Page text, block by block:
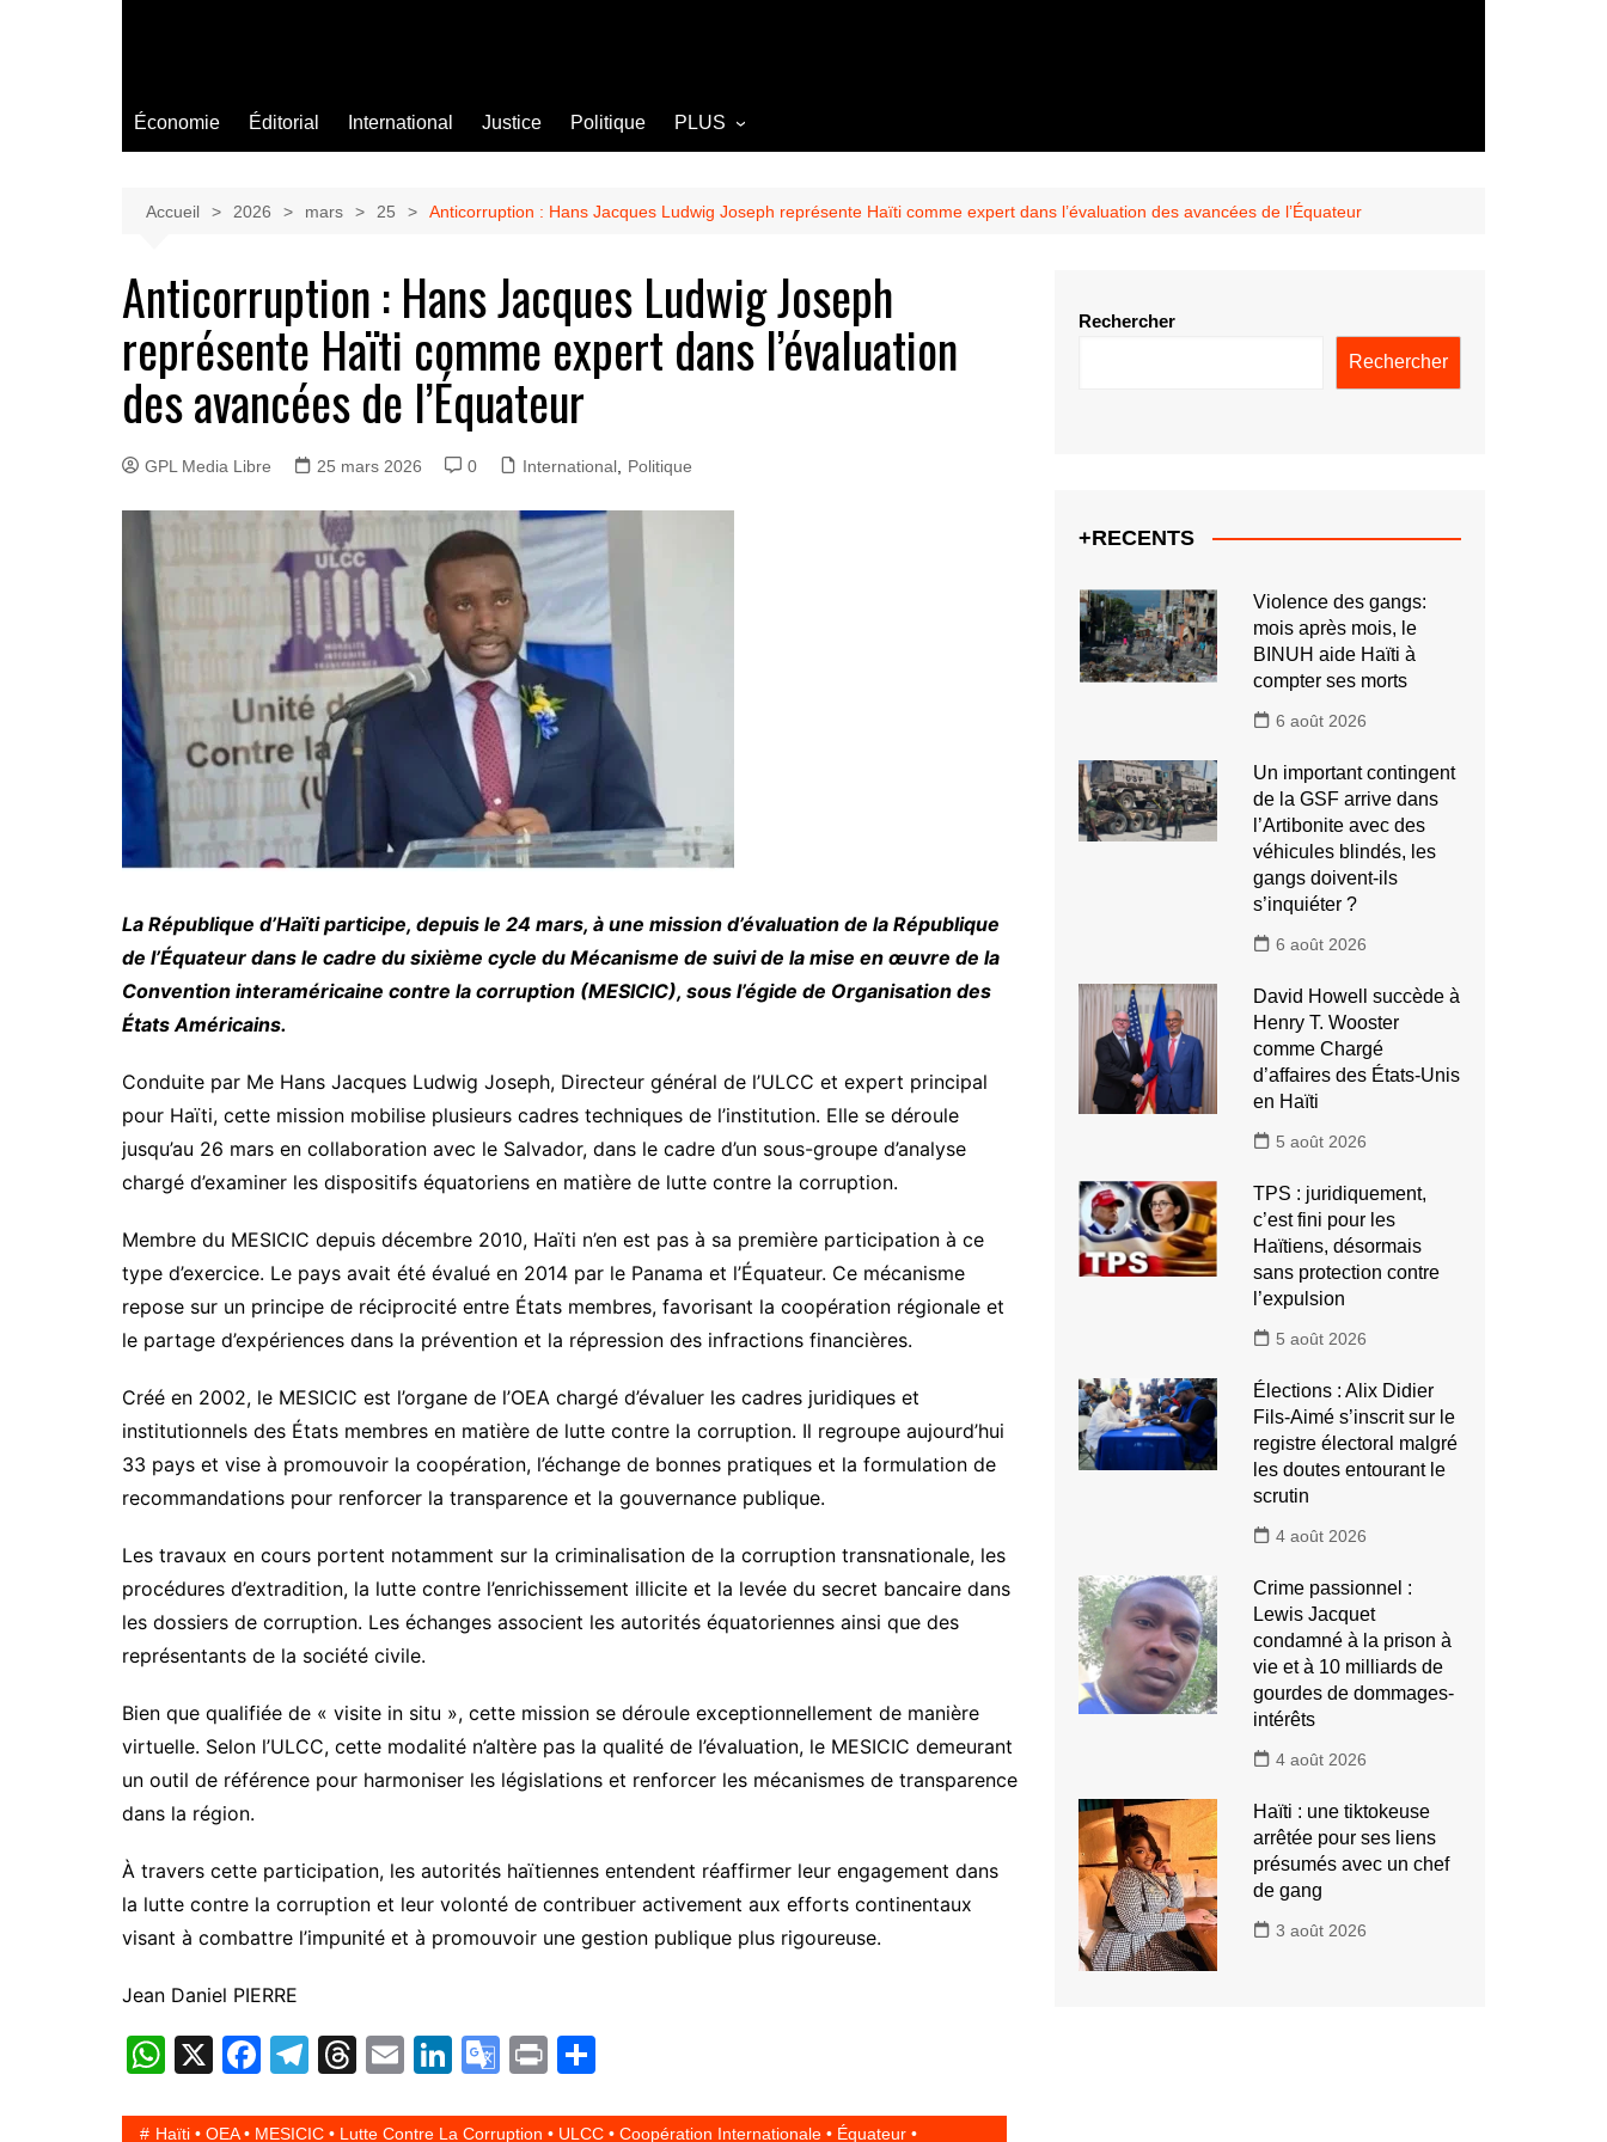
Économie Éditorial International Justice Politique PLUS
Culture
Société
Agriculture
Littérature
Accueil 2026 mars 25 Anticorruption : Hans Jacques Ludwig Joseph représente Haïti comme expert dans l’évaluation des avancées de l’Équateur
Anticorruption : Hans Jacques Ludwig Joseph
représente Haïti comme expert dans l’évaluation
des avancées de l’Équateur
GPL Media Libre 25 mars 2026 0 International Politique
La République d’Haïti participe, depuis le 24 mars, à une mission d’évaluation de la République
de l’Équateur dans le cadre du sixième cycle du Mécanisme de suivi de la mise en œuvre de la
Convention interaméricaine contre la corruption (MESICIC), sous l’égide de Organisation des
États Américains.
Conduite par Me Hans Jacques Ludwig Joseph, Directeur général de l’ULCC et expert principal
pour Haïti, cette mission mobilise plusieurs cadres techniques de l’institution. Elle se déroule
jusqu’au 26 mars en collaboration avec le Salvador, dans le cadre d’un sous-groupe d’analyse
chargé d’examiner les dispositifs équatoriens en matière de lutte contre la corruption.
Membre du MESICIC depuis décembre 2010, Haïti n’en est pas à sa première participation à ce
type d’exercice. Le pays avait été évalué en 2014 par le Panama et l’Équateur. Ce mécanisme
repose sur un principe de réciprocité entre États membres, favorisant la coopération régionale et
le partage d’expériences dans la prévention et la répression des infractions financières.
Créé en 2002, le MESICIC est l’organe de l’OEA chargé d’évaluer les cadres juridiques et
institutionnels des États membres en matière de lutte contre la corruption. Il regroupe aujourd’hui
33 pays et vise à promouvoir la coopération, l’échange de bonnes pratiques et la formulation de
recommandations pour renforcer la transparence et la gouvernance publique.
Les travaux en cours portent notamment sur la criminalisation de la corruption transnationale, les
procédures d’extradition, la lutte contre l’enrichissement illicite et la levée du secret bancaire dans
les dossiers de corruption. Les échanges associent les autorités équatoriennes ainsi que des
représentants de la société civile.
Bien que qualifiée de « visite in situ », cette mission se déroule exceptionnellement de manière
virtuelle. Selon l’ULCC, cette modalité n’altère pas la qualité de l’évaluation, le MESICIC demeurant
un outil de référence pour harmoniser les législations et renforcer les mécanismes de transparence
dans la région.
À travers cette participation, les autorités haïtiennes entendent réaffirmer leur engagement dans
la lutte contre la corruption et leur volonté de contribuer activement aux efforts continentaux
visant à combattre l’impunité et à promouvoir une gestion publique plus rigoureuse.
Jean Daniel PIERRE
W
at
X
F
c
T
e
T
e
E
ai
Li
k
G
o
Pr
t
ta
Haïti • OEA • MESICIC • Lutte Contre La Corruption • ULCC • Coopération Internationale • Équateur •
Rechercher
Rechercher
+RECENTS
Violence des gangs:
mois après mois, le
BINUH aide Haïti à
compter ses morts
6 août 2026
Un important contingent
de la GSF arrive dans
l’Artibonite avec des
véhicules blindés, les
gangs doivent-ils
s’inquiéter ?
6 août 2026
David Howell succède à
Henry T. Wooster
comme Chargé
d’affaires des États-Unis
en Haïti
5 août 2026
TPS : juridiquement,
c’est fini pour les
Haïtiens, désormais
sans protection contre
l’expulsion
5 août 2026
Élections : Alix Didier
Fils-Aimé s’inscrit sur le
registre électoral malgré
les doutes entourant le
scrutin
4 août 2026
Crime passionnel :
Lewis Jacquet
condamné à la prison à
vie et à 10 milliards de
gourdes de dommages-
intérêts
4 août 2026
Haïti : une tiktokeuse
arrêtée pour ses liens
présumés avec un chef
de gang
3 août 2026